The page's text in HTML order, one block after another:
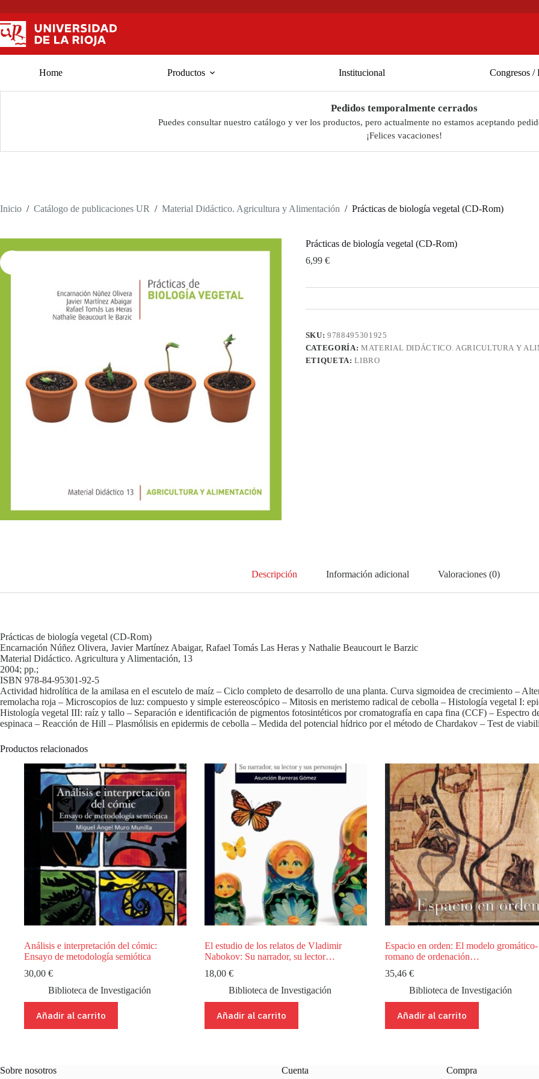
al
contenido
Home
Productos Institucional Congresos /
Pedidos temporalmente cerrados
Puedes consultar nuestro catálogo y ver los productos, pero actualmente no estamos aceptando
¡Felices vacaciones!
Inicio / Catálogo de publicaciones UR / Material Didáctico. Agricultura y Alimentación / Prácticas de biología vegetal (CD-Rom)
Prácticas de biología vegetal (CD-Rom)
6,99 €
SKU:9788495301925
CATEGORÍA: MATERIAL DIDÁCTICO. AGRICULTURA Y
ETIQUETA:LIBRO
Descripción Información adicional Valoraciones (0)
Prácticas de biología vegetal (CD-Rom)
Encarnación Núñez Olivera, Javier Martínez Abaigar, Rafael Tomás Las Heras y Nathalie Beaucourt le Barzic
Material Didáctico. Agricultura y Alimentación, 13
2004; pp.;
ISBN 978-84-95301-92-5
Actividad hidrolítica de la amilasa en el escutelo de maíz – Ciclo completo de desarrollo de una planta. Curva sigmoidea de crecimiento –
remolacha roja – Microscopios de luz: compuesto y simple estereoscópico – Mitosis en meristemo radical de cebolla – Histología vegetal I:
Histología vegetal III: raíz y tallo – Separación e identificación de pigmentos fotosintéticos por cromatografía en capa fina (CCF) – Espectro
espinaca – Reacción de Hill – Plasmólisis en epidermis de cebolla – Medida del potencial hídrico por el método de Chardakov – Test de
Productos relacionados
Análisis e interpretación del cómic:
Ensayo de metodología semiótica
30,00 €
Biblioteca de Investigación
Añadir al carrito
El estudio de los relatos de Vladimir
Nabokov: Su narrador, su lector…
18,00 €
Biblioteca de Investigación
Añadir al carrito
Espacio en orden: El modelo gromático-
romano de ordenación…
35,46 €
Biblioteca de Investigación
Añadir al carrito
Sobre nosotros Cuenta Compra